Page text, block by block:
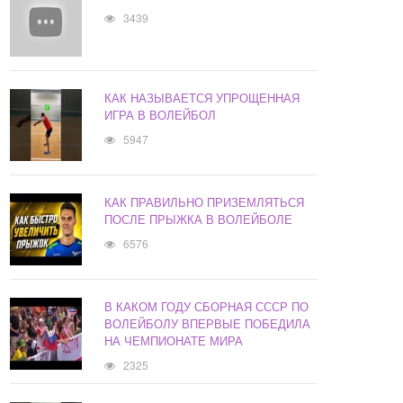
3439
КАК НАЗЫВАЕТСЯ УПРОЩЕННАЯ
ИГРА В ВОЛЕЙБОЛ
5947
КАК ПРАВИЛЬНО ПРИЗЕМЛЯТЬСЯ
ПОСЛЕ ПРЫЖКА В ВОЛЕЙБОЛЕ
6576
В КАКОМ ГОДУ СБОРНАЯ СССР ПО
ВОЛЕЙБОЛУ ВПЕРВЫЕ ПОБЕДИЛА
НА ЧЕМПИОНАТЕ МИРА
2325